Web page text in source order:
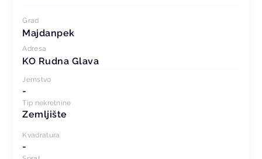
Grad
Majdanpek
Adresa
KO Rudna Glava
Jemstvo
-
Tip nekretnine
Zemljište
Kvadratura
-